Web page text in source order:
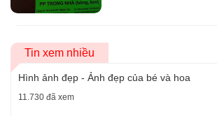
Tin xem nhiều
Hình ảnh đẹp - Ảnh đẹp của bé và hoa
11.730 đã xem